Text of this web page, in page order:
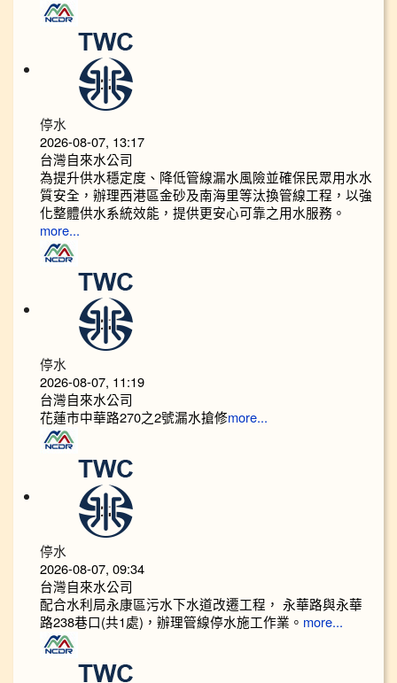
停水
2026-08-07, 13:17
台灣自來水公司
為提升供水穩定度、降低管線漏水風險並確保民眾用水水
質安全，辦理西港區金砂及南海里等汰換管線工程，以強
化整體供水系統效能，提供更安心可靠之用水服務。
more...
停水
2026-08-07, 11:19
台灣自來水公司
花蓮市中華路270之2號漏水搶修more...
停水
2026-08-07, 09:34
台灣自來水公司
配合水利局永康區污水下水道改遷工程， 永華路與永華
路238巷口(共1處)，辦理管線停水施工作業。 more...